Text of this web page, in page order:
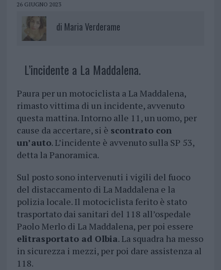
26 GIUGNO 2023
di Maria Verderame
L’incidente a La Maddalena.
Paura per un motociclista a La Maddalena,
rimasto vittima di un incidente, avvenuto
questa mattina. Intorno alle 11, un uomo, per
cause da accertare, si è scontrato con
un’auto. L’incidente è avvenuto sulla SP 53,
detta la Panoramica.
Sul posto sono intervenuti i vigili del fuoco
del distaccamento di La Maddalena e la
polizia locale. Il motociclista ferito è stato
trasportato dai sanitari del 118 all’ospedale
Paolo Merlo di La Maddalena, per poi essere
elitrasportato ad Olbia. La squadra ha messo
in sicurezza i mezzi, per poi dare assistenza al
118.